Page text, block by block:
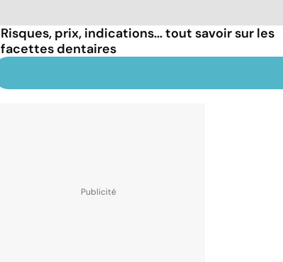
Risques, prix, indications... tout savoir sur les
facettes dentaires